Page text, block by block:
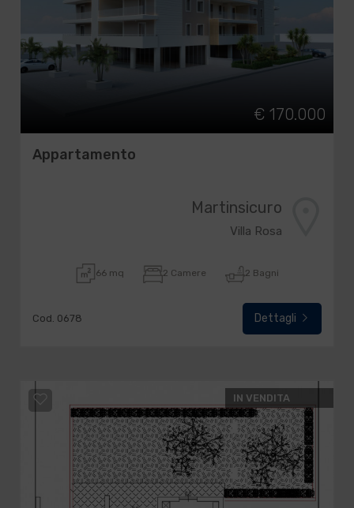
€ 170.000
Appartamento
Martinsicuro
Villa Rosa
66 mq 2 Camere 2 Bagni
Cod. 0678 Dettagli
IN VENDITA